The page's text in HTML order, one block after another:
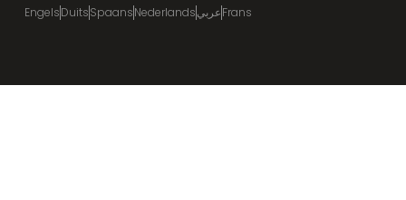
EngelsDuitsSpaansNederlandsعربيFrans